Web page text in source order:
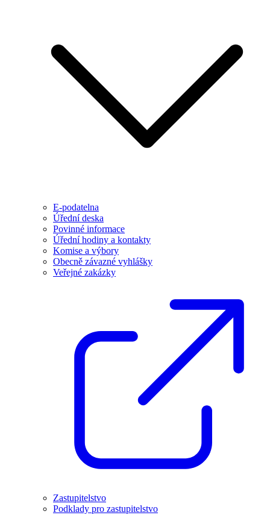
E-podatelna
Úřední deska
Povinné informace
Úřední hodiny a kontakty
Komise a výbory
Obecně závazné vyhlášky
Veřejné zakázky
Zastupitelstvo
Podklady pro zastupitelstvo